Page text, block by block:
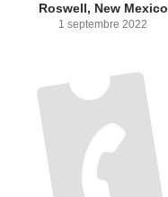
Roswell, New Mexico
1 septembre 2022